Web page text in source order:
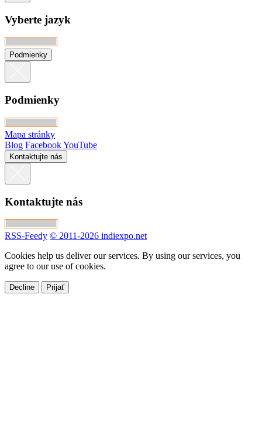
Vyberte jazyk
Podmienky
Podmienky
Mapa stránky
Blog FacebookYouTube
Kontaktujte nás
Kontaktujte nás
RSS-Feedy © 2011-2026 indiexpo.net
Cookies help us deliver our services. By using our services, you
agree to our use of cookies.
Decline Prijať